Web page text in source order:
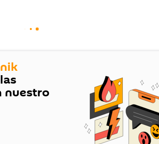
nuestro